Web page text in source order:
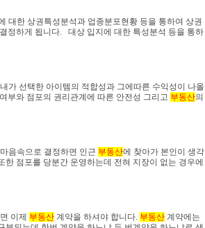
대한 상권특성분석과 업종분포현황 등을 통하여 상권
정하게 됩니다. 대상 입지에 대한 특성분석 등을 통하
가 선택한 아이템의 적합성과 그에따른 수익성이 나올
부와 점포의 권리관계에 따른 안전성 그리고 부동산의
음속으로 결정하면 인근 부동산에 찾아가 본인이 생각
점포를 당분간 운영하는데 전혀 지장이 없는 경우에
이제 부동산 계약을 하셔야 합니다. 부동산 계약에는